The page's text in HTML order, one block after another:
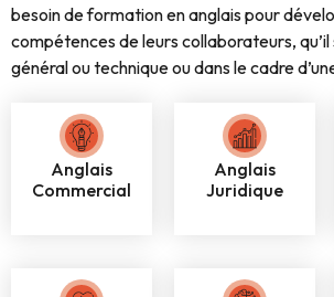
besoin de formation en anglais pour
compétences de leurs collaborateurs, qu’il
général ou technique ou dans le cadre
Anglais
Commercial
Anglais
Juridique